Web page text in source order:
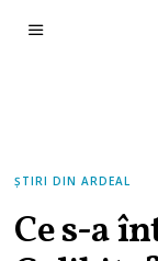
ȘTIRI DIN ARDEAL
Ce s-a